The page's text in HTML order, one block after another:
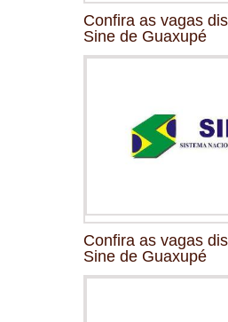
Confira as vagas
Sine de Guaxupé
Confira as vagas
Sine de Guaxupé